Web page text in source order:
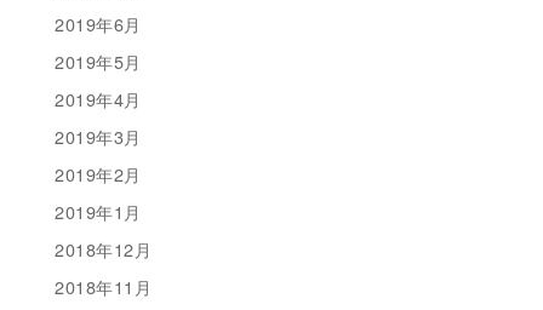
2019年6月
2019年5月
2019年4月
2019年3月
2019年2月
2019年1月
2018年12月
2018年11月